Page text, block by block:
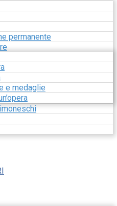
permanente
e medaglie